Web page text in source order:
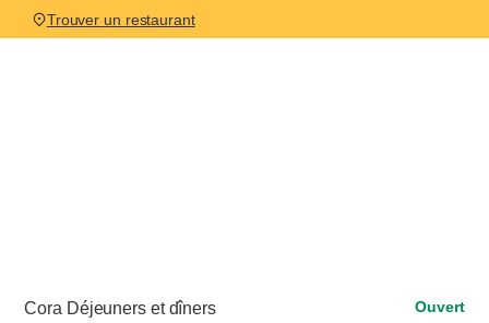
Trouver un restaurant
Cora Déjeuners et dîners Ouvert